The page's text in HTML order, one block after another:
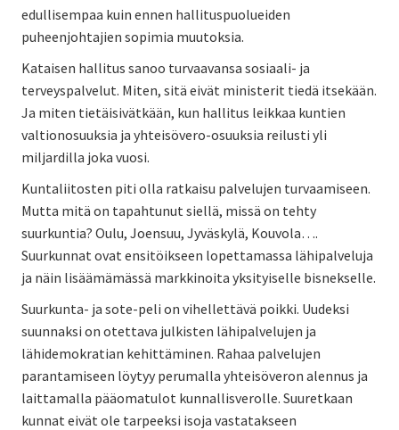
edullisempaa kuin ennen hallituspuolueiden
puheenjohtajien sopimia muutoksia.
Kataisen hallitus sanoo turvaavansa sosiaali- ja
terveyspalvelut. Miten, sitä eivät ministerit tiedä itsekään.
Ja miten tietäisivätkään, kun hallitus leikkaa kuntien
valtionosuuksia ja yhteisövero-osuuksia reilusti yli
miljardilla joka vuosi.
Kuntaliitosten piti olla ratkaisu palvelujen turvaamiseen.
Mutta mitä on tapahtunut siellä, missä on tehty
suurkuntia? Oulu, Joensuu, Jyväskylä, Kouvola….
Suurkunnat ovat ensitöikseen lopettamassa lähipalveluja
ja näin lisäämämässä markkinoita yksityiselle bisnekselle.
Suurkunta- ja sote-peli on vihellettävä poikki. Uudeksi
suunnaksi on otettava julkisten lähipalvelujen ja
lähidemokratian kehittäminen. Rahaa palvelujen
parantamiseen löytyy perumalla yhteisöveron alennus ja
laittamalla pääomatulot kunnallisverolle. Suuretkaan
kunnat eivät ole tarpeeksi isoja vastatakseen